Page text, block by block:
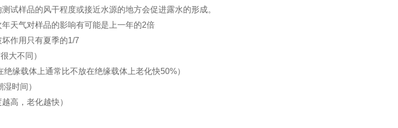
试样品的风干程度或接近水源的地方会促进露水的形成。
天气对样品的影响有可能是上一年的2倍
作用只有夏季的1/7
大不同）
缘载体上通常比不放在绝缘载体上老化快50%）
时间）
高，老化越快）